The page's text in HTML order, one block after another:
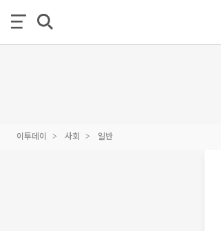
이투데이 사회 일반